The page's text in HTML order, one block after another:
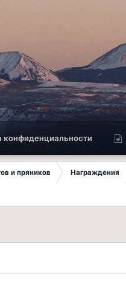
конфиденциальности
и пряников Награждения